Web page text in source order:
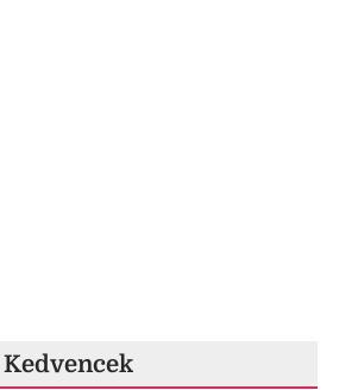
Kedvencek